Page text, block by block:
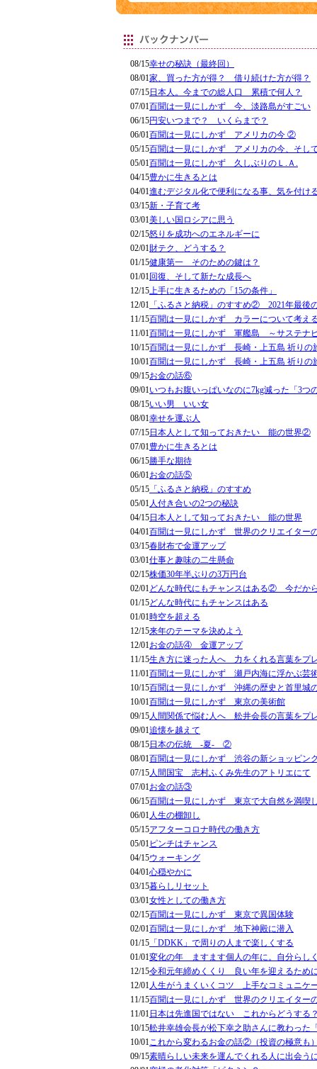
08/15幸せの秘訣（最終回）
08/01家、買った方が得？ 借り続けた方が得？
07/15日本人。今までの総人口 累積で何人？
07/01百聞は一見にしかず 今、淡路島がすごい
06/15円安いつまで？ いくらまで？
06/01百聞は一見にしかず アメリカの今 ②
05/15百聞は一見にしかず アメリカの今、そし
05/01百聞は一見にしかず 久しぶりのＬ.Ａ.
04/15豊かに生きるとは
04/01進むデジタル化で便利になる事、気を付け
03/15新・子育て考
03/01美しい国ロシアに思う
02/15怒りを成功へのエネルギーに
02/01財テク、どうする？
01/15健康第一 そのための鍵は？
01/01回復、そして新たな成長へ
12/15上手に生きるための「15の条件」
12/01 「ふるさと納税」のすすめ② 2021年最後
11/15百聞は一見にしかず カラーについて考え
11/01百聞は一見にしかず 軍艦島 ～サステナ
10/15百聞は一見にしかず 長崎・上五島 祈り
10/01百聞は一見にしかず 長崎・上五島 祈りの
09/15お金の話⑥
09/01いつもお腹いっぱいなのに7kg減った「3つ
08/15いい男 いい女
08/01幸せを運ぶ人
07/15日本人として知っておきたい 能の世界②
07/01豊かに生きるとは
06/15勝手な期待
06/01お金の話⑤
05/15 「ふるさと納税」のすすめ
05/01人付き合いの2つの秘訣
04/15日本人として知っておきたい 能の世界
04/01百聞は一見にしかず 世界のクリエイター
03/15春財布で金運アップ
03/01仕事と趣味の二生懸命
02/15株価30年半ぶりの3万円台
02/01どんな時代にもチャンスはある② 今だか
01/15どんな時代にもチャンスはある
01/01時空を超える
12/15来年のテーマを決めよう
12/01お金の話④ 金運アップ
11/15生き方に迷った人へ 力をくれる言葉をプ
11/01百聞は一見にしかず 瀬戸内海に浮かぶ芸
10/15百聞は一見にしかず 沖縄の歴史と首里城
10/01百聞は一見にしかず 東京の美術館
09/15人間関係で悩む人へ 舩井会長の言葉をプ
09/01追懐を越えて
08/15日本の伝統 -夏- ②
08/01百聞は一見にしかず 渋谷の新ショッピン
07/15人間国宝 志村ふくみ先生のアトリエにて
07/01お金の話③
06/15百聞は一見にしかず 東京で大自然を満喫
06/01人生の棚卸し
05/15アフターコロナ時代の働き方
05/01ピンチはチャンス
04/15ウォーキング
04/01心穏やかに
03/15暮らしリセット
03/01女性としての働き方
02/15百聞は一見にしかず 東京で異国体験
02/01百聞は一見にしかず 地下神殿に潜入
01/15 「DDKK」で周りの人まで楽しくする
01/01変化の年 ますます個人の年に。自分らし
12/15令和元年締めくくり 良い年を迎えるため
12/01人生がうまくいくコツ 上手なコミュニケ
11/15百聞は一見にしかず 世界のクリエイター
11/01日本は先進国ではない これからどうする
10/15舩井幸雄会長が松下幸之助さんに教わった
10/01これから変わるお金の話②（投資の極意も
09/15素晴らしい未来を運んでくれる人に出会う